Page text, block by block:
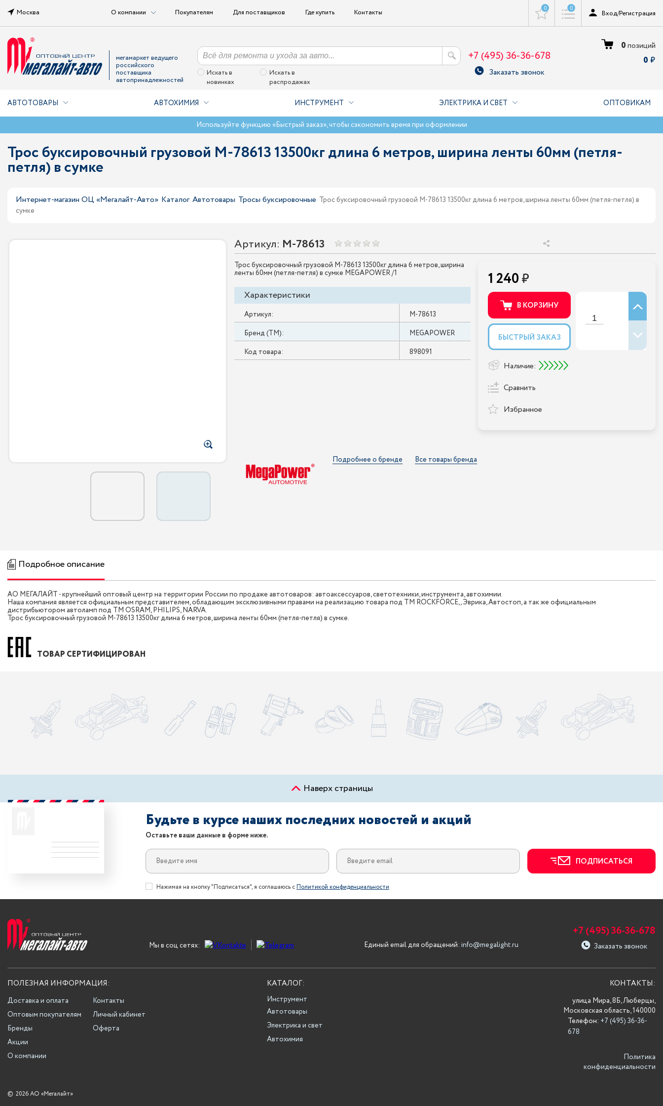
Москва О компании Покупателям Для поставщиков Где купить Контакты 0 0
Вход/Регистрация
мегамаркет ведущего
российского
поставщика
автопринадлежностей
Искать в
новинках
Искать в
распродажах
+7 (495) 36-36-678
Заказать звонок
0позиций
0
АВТОТОВАРЫ АВТОХИМИЯ ИНСТРУМЕНТ ЭЛЕКТРИКА И СВЕТ ОПТОВИКАМ
Используйте функцию «Быстрый заказ», чтобы сэкономить время при оформлении
Трос буксировочный грузовой M-78613 13500кг длина 6 метров, ширина ленты 60мм (петля-
петля) в сумке
Интернет-магазин ОЦ «Мегалайт-Авто» Каталог Автотовары Тросы буксировочные Трос буксировочный грузовой M-78613 13500кг длина 6 метров, ширина ленты 60мм (петля-петля) в
сумке
Артикул: M-78613
Трос буксировочный грузовой M-78613 13500кг длина 6 метров, ширина
ленты 60мм (петля-петля) в сумке MEGAPOWER /1
Характеристики
Артикул:
M-78613
Бренд (ТМ):
MEGAPOWER
Код товара:
898091
1 240
В КОРЗИНУ
БЫСТРЫЙ ЗАКАЗ
Наличие:
Сравнить
Избранное
Подробнее о бренде Все товары бренда
Подробное описание
АО МЕГАЛАЙТ - крупнейший оптовый центр на территории России по продаже автотоваров: автоаксессуаров, светотехники, инструмента, автохимии.
Наша компания является официальным представителем, обладающим эксклюзивными правами на реализацию товара под ТМ ROCKFORCE,, Эврика, Автостоп, а так же официальным
дистрибьютором автоламп под ТМ OSRAM, PHILIPS, NARVA.
Трос буксировочный грузовой M-78613 13500кг длина 6 метров, ширина ленты 60мм (петля-петля) в сумке.
ТОВАР СЕРТИФИЦИРОВАН
Наверх страницы
Будьте в курсе наших последних новостей и акций
Оставьте ваши данные в форме ниже.
ПОДПИСАТЬСЯ
Нажимая на кнопку "Подписаться", я соглашаюсь сПолитикой конфиденциальности
Мы в соц сетях: Единый email для обращений: info@megalight.ru
+7 (495) 36-36-678
Заказать звонок
ПОЛЕЗНАЯ ИНФОРМАЦИЯ:
Доставка и оплата
Оптовым покупателям
Бренды
Акции
О компании
Контакты
Личный кабинет
Оферта
КАТАЛОГ:
Инструмент
Автотовары
Электрика и свет
Автохимия
КОНТАКТЫ:
улица Мира, 8Б, Люберцы,
Московская область, 140000
Телефон: +7 (495) 36-36-
678
Политика
конфиденциальности
© 2026 АО «Мегалайт»